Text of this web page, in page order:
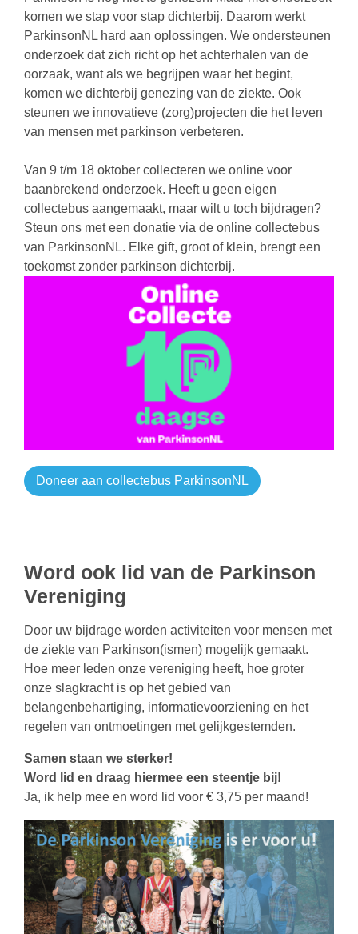
komen we stap voor stap dichterbij. Daarom werkt
ParkinsonNL hard aan oplossingen. We ondersteunen
onderzoek dat zich richt op het achterhalen van de
oorzaak, want als we begrijpen waar het begint,
komen we dichterbij genezing van de ziekte. Ook
steunen we innovatieve (zorg)projecten die het leven
van mensen met parkinson verbeteren.
Van 9 t/m 18 oktober collecteren we online voor
baanbrekend onderzoek. Heeft u geen eigen
collectebus aangemaakt, maar wilt u toch bijdragen?
Steun ons met een donatie via de online collectebus
van ParkinsonNL. Elke gift, groot of klein, brengt een
toekomst zonder parkinson dichterbij.
Doneer aan collectebus ParkinsonNL
Word ook lid van de Parkinson
Vereniging
Door uw bijdrage worden activiteiten voor mensen met
de ziekte van Parkinson(ismen) mogelijk gemaakt.
Hoe meer leden onze vereniging heeft, hoe groter
onze slagkracht is op het gebied van
belangenbehartiging, informatievoorziening en het
regelen van ontmoetingen met gelijkgestemden.
Samen staan we sterker!
Word lid en draag hiermee een steentje bij!
Ja, ik help mee en word lid voor € 3,75 per maand!